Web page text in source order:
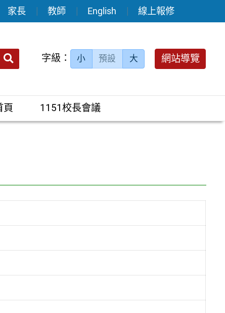
家長 教師 English 線上報修
送出 字級： 小 預設 大 網站導覽
頁 1151校長會議